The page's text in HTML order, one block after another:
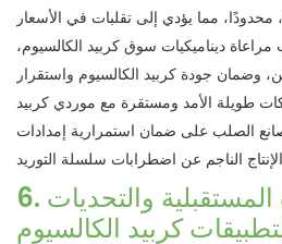
ديناميكيات سوق كربيد الكالسيوم،
وضمان جودة كربيد الكالسيوم واستقرار
طويلة الأمد ومستقرة مع موردي كربيد
الصلب على ضمان استمرارية إمدادات
6. التوقعات المستقبلية والتحديات
كربيد الكالسيوم